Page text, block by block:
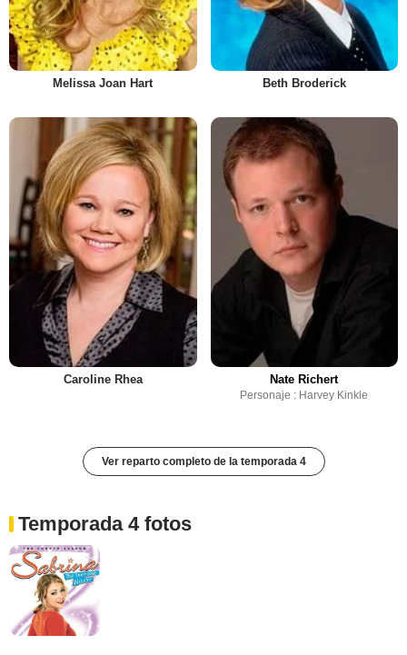
Melissa Joan Hart Beth Broderick
Caroline Rhea Nate Richert
Personaje : Harvey Kinkle
Ver reparto completo de la temporada 4
Temporada 4 fotos